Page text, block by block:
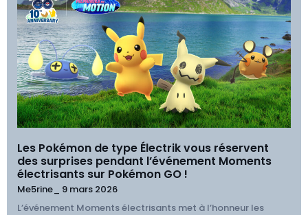
Les Pokémon de type Électrik vous réservent
des surprises pendant l’événement Moments
électrisants sur Pokémon GO !
Me5rine_ 9 mars 2026
L’événement Moments électrisants met à l’honneur les